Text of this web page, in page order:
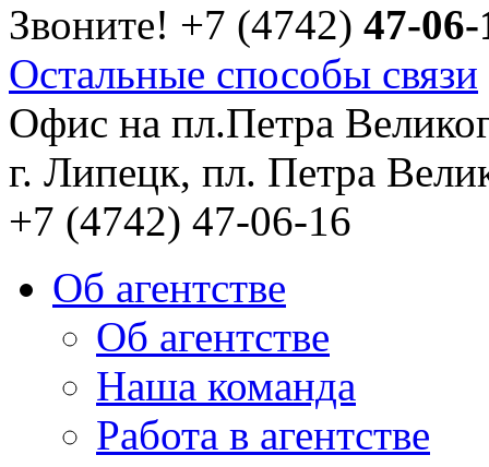
Звоните! +7 (4742) 47-06-
Остальные способы связи
Офис на пл.Петра
г. Липецк, пл. Петра
+7 (4742) 47-06-16
Об агентстве
Об агентстве
Наша команда
Работа в агентстве